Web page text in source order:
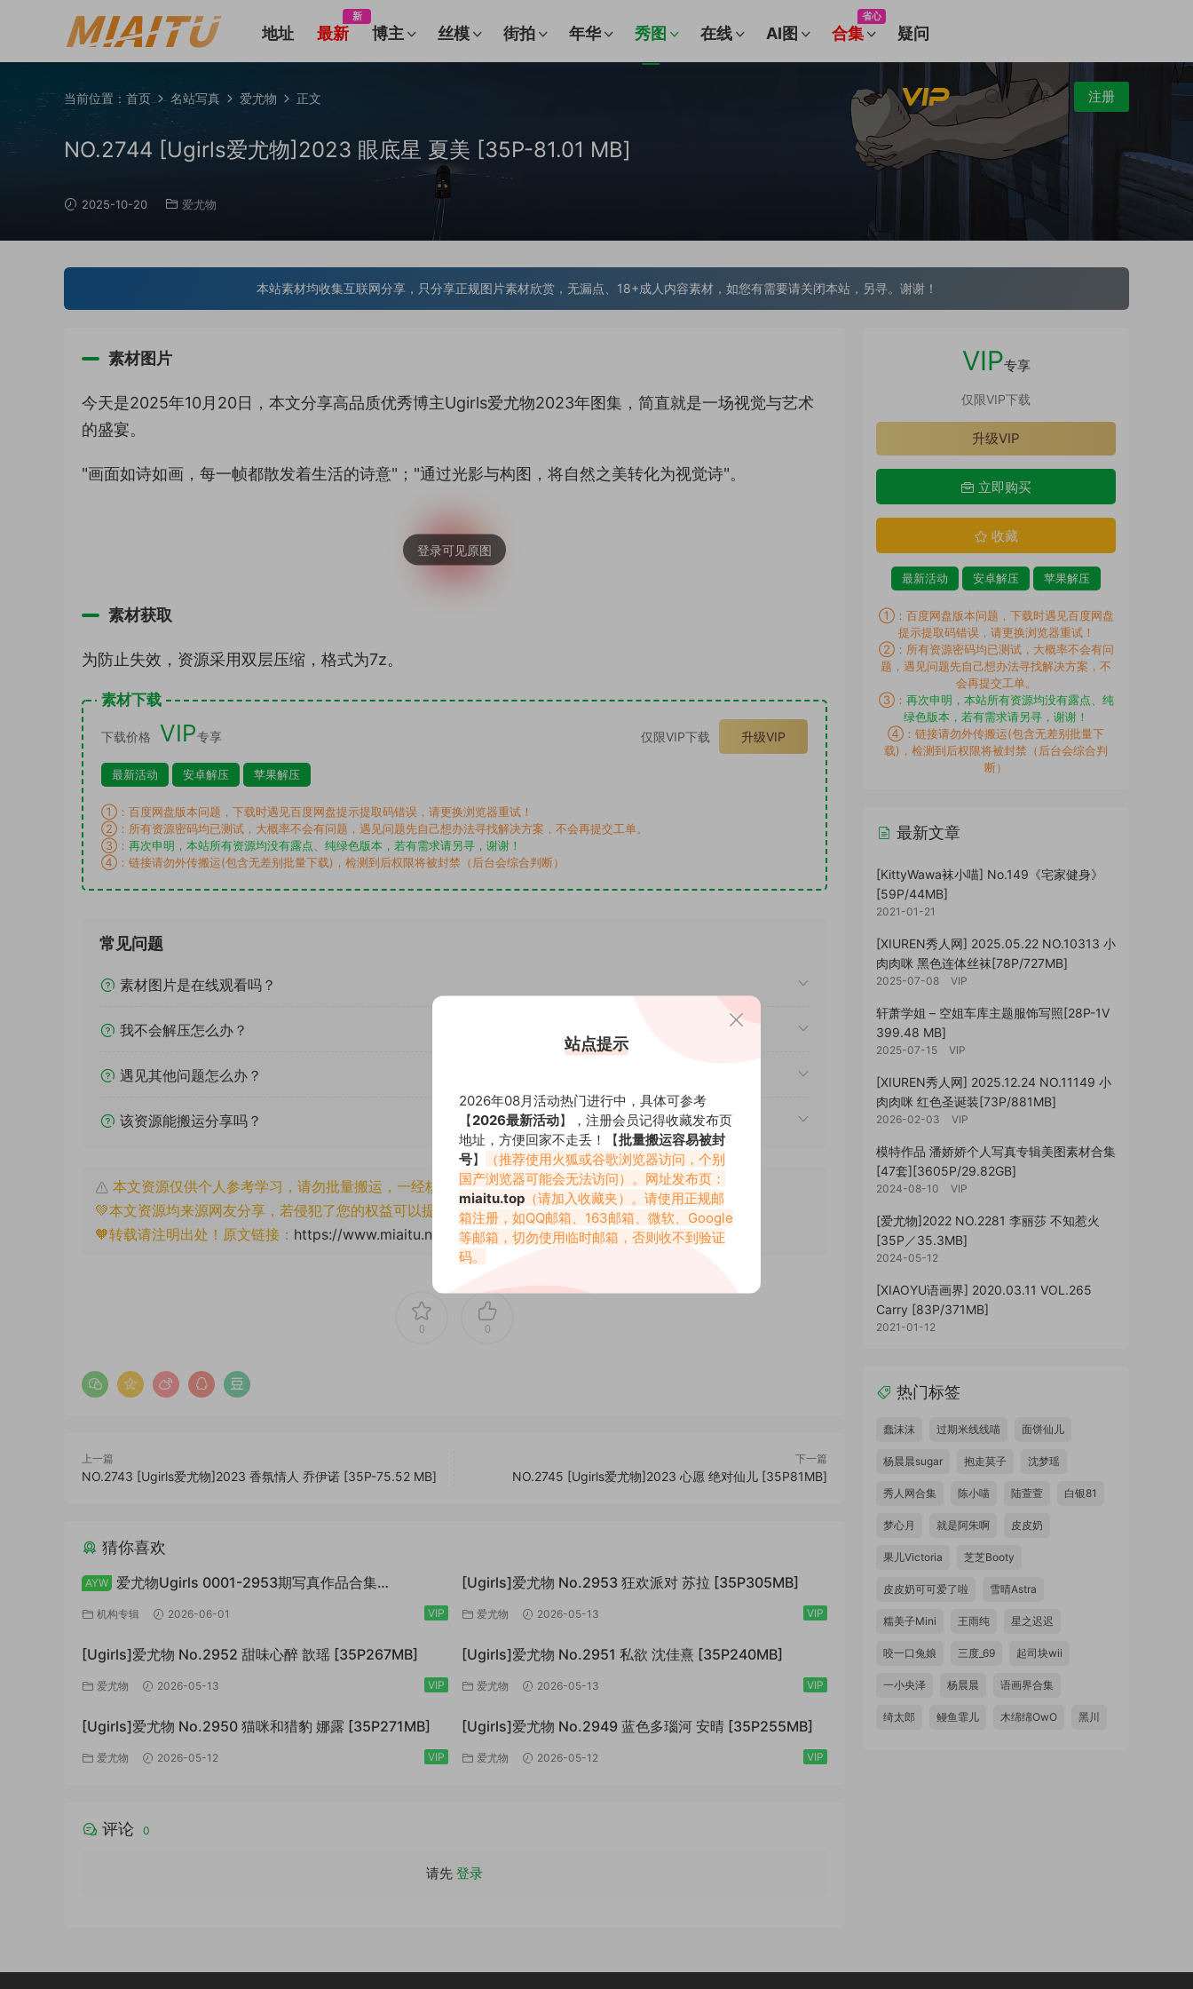
地址 最新
新
博主 丝模 街拍 年华 秀图 在线 AI图 合集
省心
疑问
登录 注册
当前位置： 首页 名站写真 爱尤物 正文
NO.2744 [Ugirls爱尤物]2023 眼底星 夏美 [35P-81.01 MB]
2025-10-20 爱尤物
本站素材均收集互联网分享，只分享正规图片素材欣赏，无漏点、18+成人内容素材，如您有需要请关闭本站，另寻。谢谢！
素材图片
今天是2025年10月20日，本文分享高品质优秀博主Ugirls爱尤物2023年图集，简直就是一场视觉与艺术
的盛宴。
"画面如诗如画，每一帧都散发着生活的诗意"；"通过光影与构图，将自然之美转化为视觉诗"。
素材获取
为防止失效，资源采用双层压缩，格式为7z。
素材下载
下载价格 VIP专享 仅限VIP下载 升级VIP
最新活动 安卓解压 苹果解压
①：百度网盘版本问题，下载时遇见百度网盘提示提取码错误，请更换浏览器重试！
②：所有资源密码均已测试，大概率不会有问题，遇见问题先自己想办法寻找解决方案，不会再提交工单。
③： 再次申明，本站所有资源均没有露点、纯绿色版本，若有需求请另寻，谢谢！
④：链接请勿外传搬运(包含无差别批量下载)，检测到后权限将被封禁（后台会综合判断）
常见问题
素材图片是在线观看吗？
我不会解压怎么办？
遇见其他问题怎么办？
该资源能搬运分享吗？
本文资源仅供个人参考学习，请勿批量搬运，一经核实将封禁账号权限！
💚本文资源均来源网友分享，若侵犯了您的权益可以提交工单处理。
🧡转载请注明出处！原文链接： https://www.miaitu.net/78799.html
0 0
上一篇
NO.2743 [Ugirls爱尤物]2023 香氛情人 乔伊诺 [35P-75.52 MB]
下一篇
NO.2745 [Ugirls爱尤物]2023 心愿 绝对仙儿 [35P81MB]
猜你喜欢
AYW 爱尤物Ugirls 0001-2953期写真作品合集
[74766P+/147GB]
机构专辑 2026-06-01 VIP
[Ugirls]爱尤物 No.2953 狂欢派对 苏拉 [35P305MB]
爱尤物 2026-05-13 VIP
[Ugirls]爱尤物 No.2952 甜味心醉 歆瑶 [35P267MB]
爱尤物 2026-05-13 VIP
[Ugirls]爱尤物 No.2951 私欲 沈佳熹 [35P240MB]
爱尤物 2026-05-13 VIP
[Ugirls]爱尤物 No.2950 猫咪和猎豹 娜露 [35P271MB]
爱尤物 2026-05-12 VIP
[Ugirls]爱尤物 No.2949 蓝色多瑙河 安晴 [35P255MB]
爱尤物 2026-05-12 VIP
评论 0
请先 登录
VIP专享
仅限VIP下载
升级VIP
立即购买
收藏
最新活动 安卓解压 苹果解压
①：百度网盘版本问题，下载时遇见百度网盘
提示提取码错误，请更换浏览器重试！
②：所有资源密码均已测试，大概率不会有问
题，遇见问题先自己想办法寻找解决方案，不
会再提交工单。
③： 再次申明，本站所有资源均没有露点、纯
绿色版本，若有需求请另寻，谢谢！
④：链接请勿外传搬运(包含无差别批量下
载)，检测到后权限将被封禁（后台会综合判
断）
最新文章
[KittyWawa袜小喵] No.149《宅家健身》
[59P/44MB]
2021-01-21
[XIUREN秀人网] 2025.05.22 NO.10313 小
肉肉咪 黑色连体丝袜[78P/727MB]
2025-07-08 VIP
轩萧学姐 – 空姐车库主题服饰写照[28P-1V
399.48 MB]
2025-07-15 VIP
[XIUREN秀人网] 2025.12.24 NO.11149 小
肉肉咪 红色圣诞装[73P/881MB]
2026-02-03 VIP
模特作品 潘娇娇个人写真专辑美图素材合集
[47套][3605P/29.82GB]
2024-08-10 VIP
[爱尤物]2022 NO.2281 李丽莎 不知惹火
[35P／35.3MB]
2024-05-12
[XIAOYU语画界] 2020.03.11 VOL.265
Carry [83P/371MB]
2021-01-12
热门标签
蠢沫沫 过期米线线喵 面饼仙儿
杨晨晨sugar 抱走莫子 沈梦瑶
秀人网合集 陈小喵 陆萱萱 白银81
梦心月 就是阿朱啊 皮皮奶
果儿Victoria 芝芝Booty
皮皮奶可可爱了啦 雪晴Astra
糯美子Mini 王雨纯 星之迟迟
咬一口兔娘 三度_69 起司块wii
一小央泽 杨晨晨 语画界合集
绮太郎 鳗鱼霏儿 木绵绵OwO 黑川
站点提示
2026年08月活动热门进行中，具体可参考
【2026最新活动】，注册会员记得收藏发布页
地址，方便回家不走丢！【批量搬运容易被封
号】
（推荐使用火狐或谷歌浏览器访问，个别
国产浏览器可能会无法访问）。网址发布页：
miaitu.top （请加入收藏夹）。请使用正规邮
箱注册，如QQ邮箱、163邮箱、微软、Google
等邮箱，切勿使用临时邮箱，否则收不到验证
码。